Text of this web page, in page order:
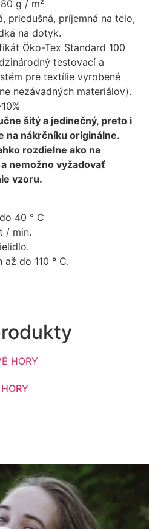
g / m²
priedušná, príjemná na telo,
na dotyk.
Öko-Tex Standard 100
testovací a
pre textílie vyrobené
nezávadných materiálov).
šitý a jedinečný, preto i
na nákrčníku originálne.
rozdielne ako na
nemožno vyžadovať
vzoru.
40 ° C
/ min.
do 110 ° C.